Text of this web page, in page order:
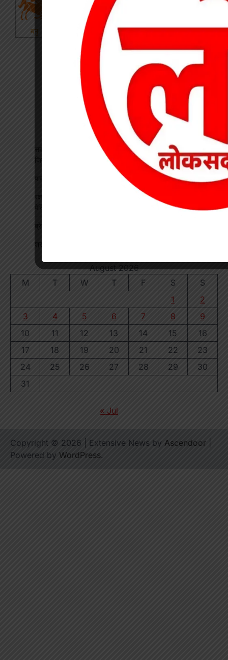
सदस्यता सत्यापन को लेकर एचएमएस की बैठक, पदाधिकारियों को सौंपी
पावरलिफ्टिंग में कोरबा के खिलाड़ियों ने जीते पदक
रक्षाबंधन पर डाकघरों में विशेष व्यवस्था, राखियों के लिए लगाई गई पीली
August 2026
M
T W T F S
S
1
2
3
4 5 6 7 8
9
10
11 12 13 14 15
16
17
18 19 20 21 22
23
24
25 26 27 28 29
30
31
« Jul
Copyright © 2026 | Extensive News by Ascendoor
Powered by WordPress.